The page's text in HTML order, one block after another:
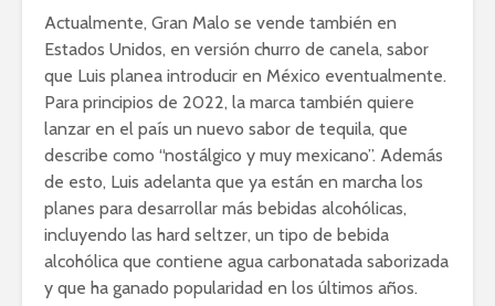
Actualmente, Gran Malo se vende también en
Estados Unidos, en versión churro de canela, sabor
que Luis planea introducir en México eventualmente.
Para principios de 2022, la marca también quiere
lanzar en el país un nuevo sabor de tequila, que
describe como “nostálgico y muy mexicano”. Además
de esto, Luis adelanta que ya están en marcha los
planes para desarrollar más bebidas alcohólicas,
incluyendo las hard seltzer, un tipo de bebida
alcohólica que contiene agua carbonatada saborizada
y que ha ganado popularidad en los últimos años.